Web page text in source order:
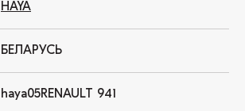
HAYA
БЕЛАРУСЬ
haya05RENAULT 941